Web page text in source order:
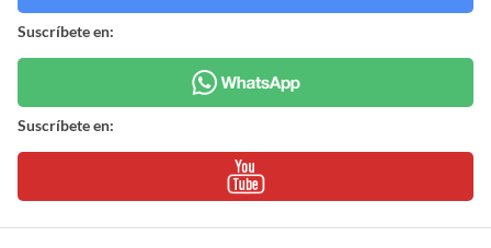
Suscríbete en:
Suscríbete en: